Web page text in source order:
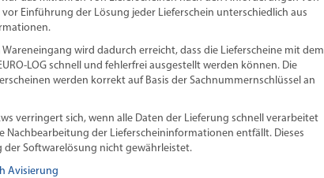
Einführung der Lösung jeder Lieferschein unterschiedlich aus
wird dadurch erreicht, dass die Lieferscheine mit dem
LOG schnell und fehlerfrei ausgestellt werden können. Die
werden korrekt auf Basis der Sachnummernschlüssel an
verringert sich, wenn alle Daten der Lieferung schnell verarbeitet
Nachbearbeitung der Lieferscheininformationen entfällt. Dieses
Softwarelösung nicht gewährleistet.
Avisierung